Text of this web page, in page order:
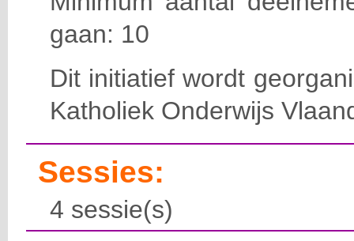
gaan: 10
Dit initiatief wordt
Katholiek Onderwijs
Sessies:
4 sessie(s)